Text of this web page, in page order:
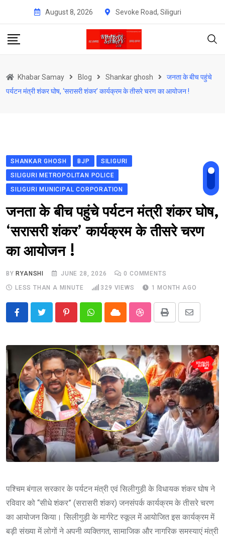
content
August 8, 2026 Sevoke Road, Siliguri
Khabar Samay Blog Shankar ghosh
जनता के बीच पहुंचे
पर्यटन मंत्री शंकर घोष, ‘सरासरी शंकर’ कार्यक्रम के तीसरे चरण का आयोजन !
SHANKAR GHOSH BJP
SILIGURI
SILIGURI METROPOLITAN POLICE
SILIGURI MUNICIPAL CORPORATION
जनता के बीच पहुंचे पर्यटन मंत्री शंकर घोष,
‘सरासरी शंकर’ कार्यक्रम के तीसरे चरण
का आयोजन !
BY RYANSHI JUNE 28, 2026 0 COMMENTS
LESS THAN A MINUTE
329 VIEWS 1 MONTH AGO
PinterestWhatsappCloud StumbleUpon
Print
Share
Email
पश्चिम बंगाल सरकार के पर्यटन मंत्री एवं सिलीगुड़ी के विधायक शंकर घोष ने
रविवार को “सीधे शंकर” (सरासरी शंकर) जनसंपर्क कार्यक्रम के तीसरे चरण
का आयोजन किया। सिलीगुड़ी के मार्गरेट स्कूल में आयोजित इस कार्यक्रम में
बड़ी संख्या में लोगों ने अपनी व्यक्तिगत, सामाजिक और नागरिक समस्याएं मंत्री